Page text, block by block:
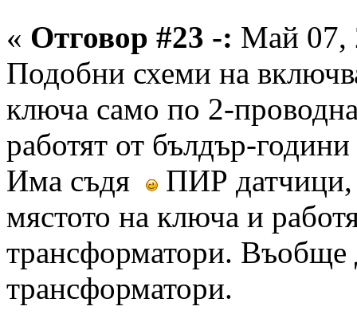
« Отговор #23 -: Май 07,
Подобни схеми на
ключа само по 2-
работят от бълдър-
Има съдя
ПИР датчици,
мястото на ключа и
трансформатори. Въобще
трансформатори.